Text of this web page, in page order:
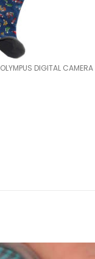
OLYMPUS DIGITAL CAMERA